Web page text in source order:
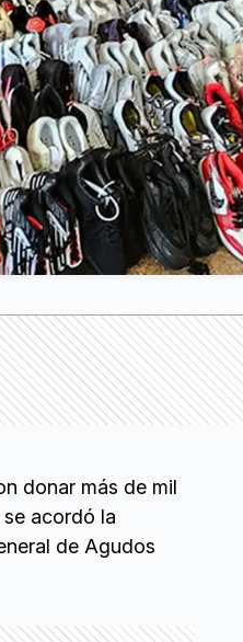
donar más de mil
acordó la
de Agudos